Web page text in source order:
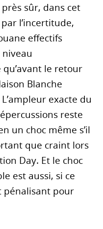
sûr, dans cet
l’incertitude,
effectifs
le retour
Blanche
exacte du
reste
un choc même s’il
que craint lors
Day. Et le choc
est aussi, si ce
pénalisant pour